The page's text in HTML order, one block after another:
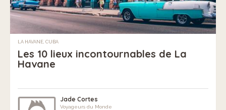
LA HAVANE, CUBA
Les 10 lieux incontournables de La
Havane
Jade Cortes
Voyageurs du Monde